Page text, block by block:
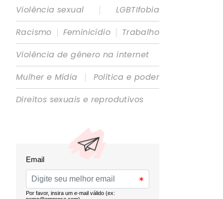
Violência sexual
|
LGBTIfobia
Racismo | Feminicídio | Trabalho
Violência de gênero na internet
Mulher e Mídia
|
Política e poder
Direitos sexuais e reprodutivos